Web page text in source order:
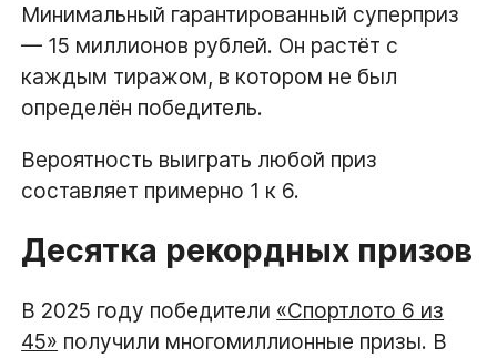
Минимальный гарантированный суперприз
— 15 миллионов рублей. Он растёт с
каждым тиражом, в котором не был
определён победитель.
Вероятность выиграть любой приз
составляет примерно 1 к 6.
Десятка рекордных призов
В 2025 году победители «Спортлото 6 из
45» получили многомиллионные призы. В